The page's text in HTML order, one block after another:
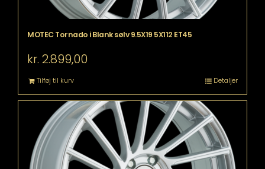
MOTEC Tornado i Blank sølv 9.5X19 5X112 ET45
kr. 2.899,00
Tilføj til kurv Detaljer